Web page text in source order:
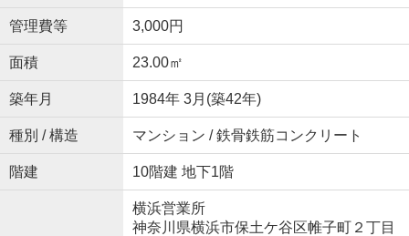
管理費等 3,000円
面積 23.00㎡
築年月 1984年 3月(築42年)
種別 / 構造 マンション / 鉄骨鉄筋コンクリート
階建 10階建 地下1階
横浜営業所
神奈川県横浜市保土ケ谷区帷子町２丁目